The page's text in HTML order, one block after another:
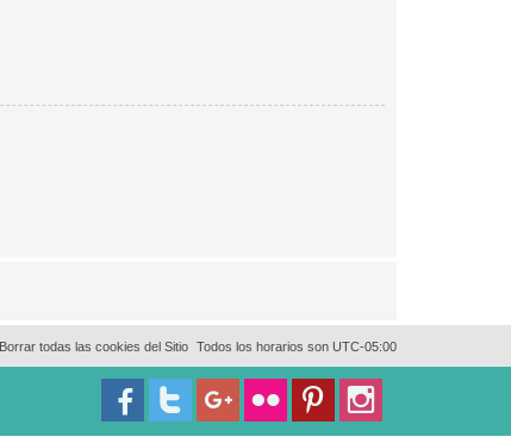
Todos los horarios son UTC-05:00
Borrar todas las cookies del Sitio